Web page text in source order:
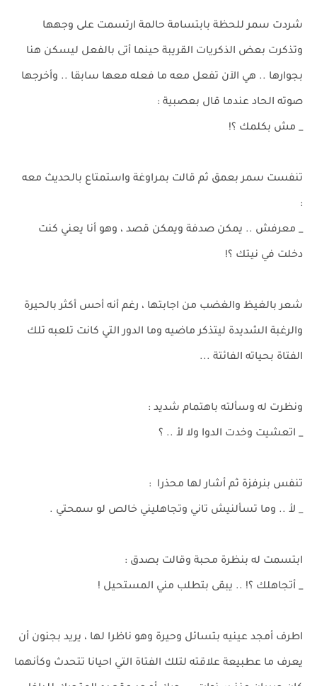
شردت سمر للحظة بابتسامة حالمة ارتسمت على وجهها
وتذكرت بعض الذكريات القريبة حينما أتى بالفعل ليسكن هنا
بجوارها .. هي الآن تفعل معه ما فعله معها سابقا .. وأخرجها
صوته الحاد عندما قال بعصبية :
_ مش بكلمك ؟!
تنفست سمر بعمق ثم قالت بمراوغة واستمتاع بالحديث معه
:
_ معرفش .. يمكن صدفة ويمكن قصد ، وهو أنا يعني كنت
دخلت في نيتك ؟!
شعر بالغيظ والغضب من اجابتها ، رغم أنه أحس أكثر بالحيرة
والرغبة الشديدة ليتذكر ماضيه وما الدور التي كانت تلعبه تلك
الفتاة بحياته الفائتة ...
ونظرت له وسألته باهتمام شديد :
_ اتعشيت وخدت الدوا ولا لأ .. ؟
تنفس بنرفزة ثم أشار لها محذرا :
_ لأ .. وما تسألنيش تاني وتجاهليني خالص لو سمحتي .
ابتسمت له بنظرة محبة وقالت بصدق :
_ أتجاهلك ؟! .. يبقى بتطلب مني المستحيل !
اطرف أمجد عينيه بتسائل وحيرة وهو ناظرا لها ، يريد بجنون أن
يعرف ما عطبيعة علاقته لتلك الفتاة التي احيانا تتحدث وكأنهما